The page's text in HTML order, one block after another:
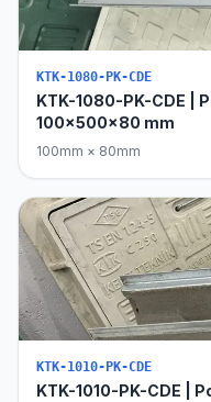
KTK-1080-PK-CDE
KTK-1080-PK-CDE |
100x500x80 mm
100mm × 80mm
KTK-1010-PK-CDE
KTK-1010-PK-CDE |